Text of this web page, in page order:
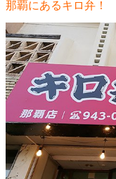
那覇にあるキロ弁！